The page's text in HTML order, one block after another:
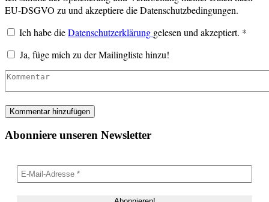
EU-DSGVO zu und akzeptiere die Datenschutzbedingungen.
Ich habe dieDatenschutzerklärung gelesen und akzeptiert. *
Ja, füge mich zu der Mailingliste hinzu!
Abonniere unseren Newsletter